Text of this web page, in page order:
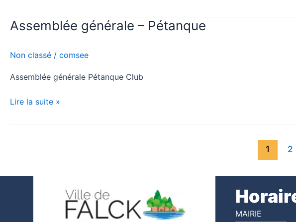
Assemblée générale – Pétanque
Non classé / comsee
Assemblée générale Pétanque Club
Assemblée
Pétanque
Lire la suite »
1 2
MAIRIE